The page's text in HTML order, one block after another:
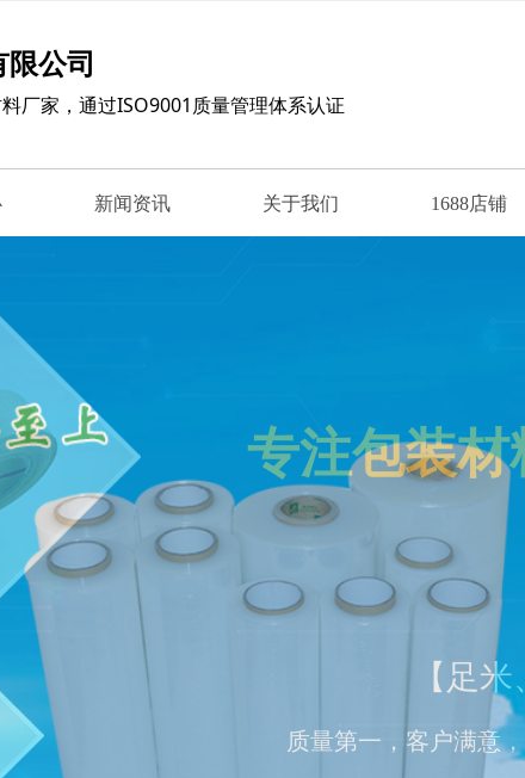
新闻资讯 关于我们 1688店铺
公司
厂家， 通过ISO9001质量管理体系认证